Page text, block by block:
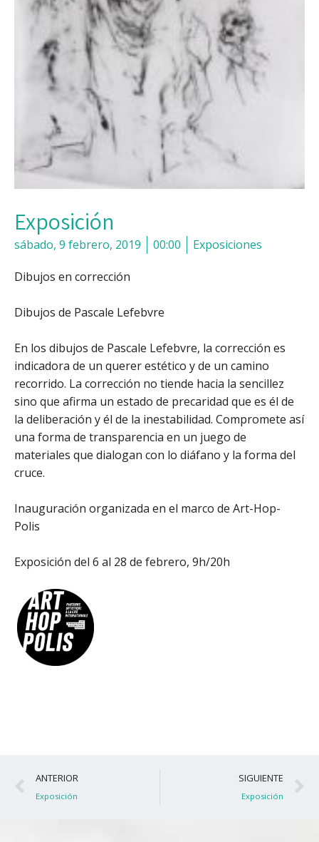
Exposición
sábado, 9 febrero, 2019 00:00 Exposiciones
Dibujos en corrección
Dibujos de Pascale Lefebvre
En los dibujos de Pascale Lefebvre, la corrección es
indicadora de un querer estético y de un camino
recorrido. La corrección no tiende hacia la sencillez
sino que afirma un estado de precaridad que es él de
la deliberación y él de la inestabilidad. Compromete así
una forma de transparencia en un juego de
materiales que dialogan con lo diáfano y la forma del
cruce.
Inauguración organizada en el marco de Art-Hop-
Polis
Exposición del 6 al 28 de febrero, 9h/20h
Ant
ANTERIOR
Exposición
SIGUIENTE
Exposición